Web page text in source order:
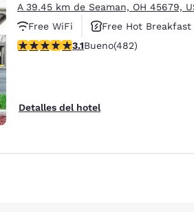
A 39.45 km de Seaman, OH 45679,
Free WiFi
Free Hot Breakfast
calificación de 3.11 estrellas. Bueno.
3.1Bueno(482)
Detalles del hotel